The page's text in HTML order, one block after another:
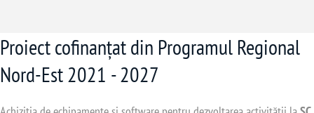
Proiect cofinanțat din Programul Regional
Nord-Est 2021 - 2027